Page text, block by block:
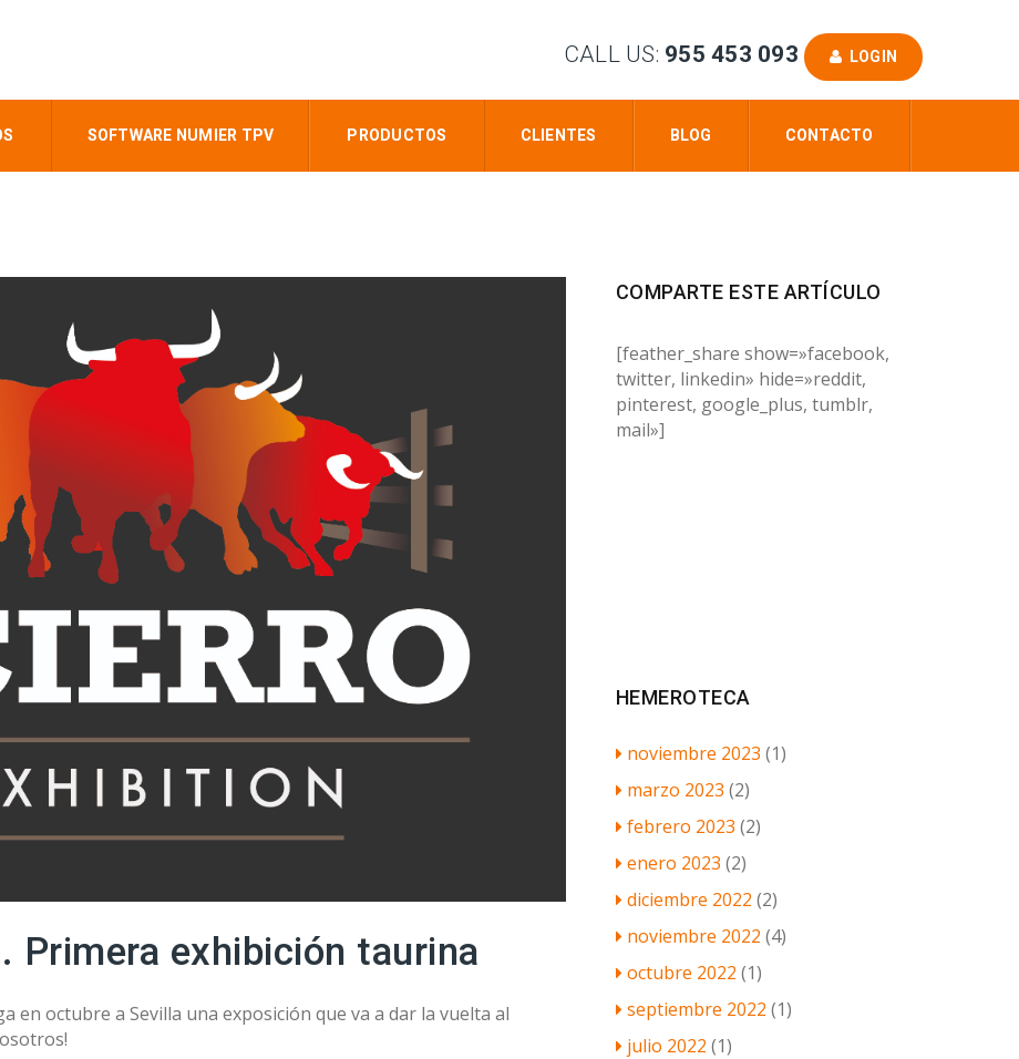
CALL US: 955 453 093 LOGIN
SOFTWARE NUMIER TPV PRODUCTOS CLIENTES BLOG CONTACTO
Primera exhibición taurina
en octubre a Sevilla una exposición que va a dar la vuelta al
COMPARTE ESTE ARTÍCULO
[feather_share show=»facebook,
twitter, linkedin» hide=»reddit,
pinterest, google_plus, tumblr,
mail»]
HEMEROTECA
noviembre 2023 (1)
marzo 2023 (2)
febrero 2023 (2)
enero 2023 (2)
diciembre 2022 (2)
noviembre 2022 (4)
octubre 2022 (1)
septiembre 2022 (1)
julio 2022 (1)